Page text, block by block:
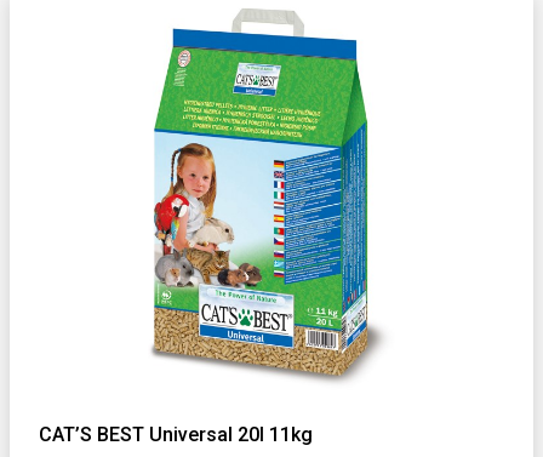
CAT’S BEST Universal 20l 11kg